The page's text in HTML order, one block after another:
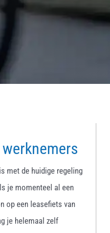
met de huidige regeling
je momenteel al een
op een leasefiets van
je helemaal zelf